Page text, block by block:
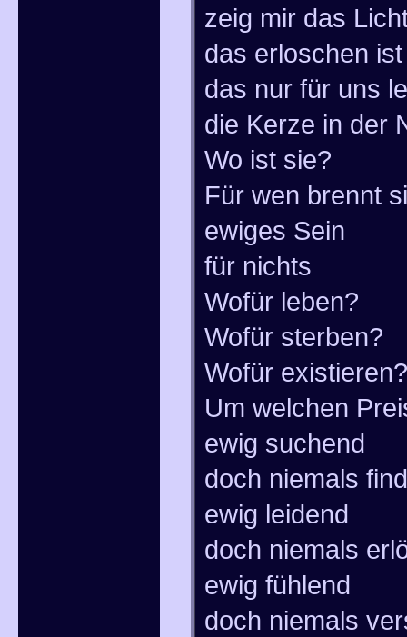
zeig mir das
das erloschen ist
das nur für uns
die Kerze in der
Wo ist sie?
Für wen brennt
ewiges Sein
für nichts
Wofür leben?
Wofür sterben?
Wofür existieren?
Um welchen
ewig suchend
doch niemals
ewig leidend
doch niemals
ewig fühlend
doch niemals